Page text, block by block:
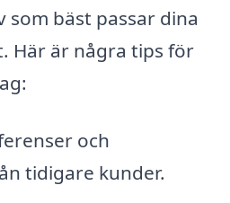
bäst passar dina
Här är några tips för
och
tidigare kunder.